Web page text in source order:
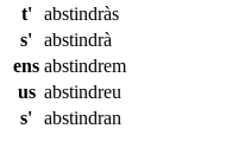
t'
abstindràs
s' abstindrà
ens abstindrem
us abstindreu
s' abstindran